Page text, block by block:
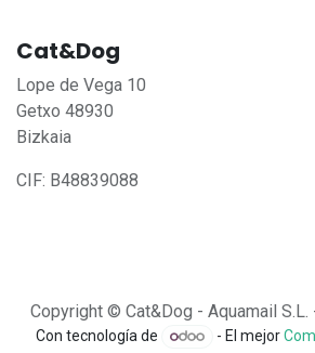
Cat&Dog
Lope de Vega 10
Getxo 48930
Bizkaia
CIF: B48839088
Copyright © Cat&Dog - Aquamail S.L.
Con tecnología de - El mejor